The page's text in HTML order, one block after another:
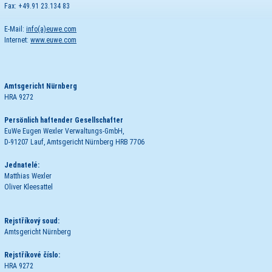
Fax: +49.91 23.134 83
E-Mail: info(a)euwe.com
Internet: www.euwe.com
Amtsgericht Nürnberg
HRA 9272
Persönlich haftender Gesellschafter
EuWe Eugen Wexler Verwaltungs-GmbH,
D-91207 Lauf, Amtsgericht Nürnberg HRB 7706
Jednatelé:
Matthias Wexler
Oliver Kleesattel
Rejstříkový soud:
Amtsgericht Nürnberg
Rejstříkové číslo:
HRA 9272